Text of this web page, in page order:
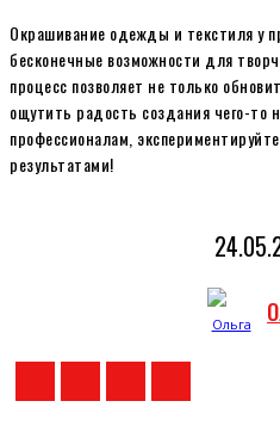
Окрашивание одежды и текстиля у
бесконечные возможности для
процесс позволяет не только
ощутить радость создания чего-то
профессионалам,
результатами!